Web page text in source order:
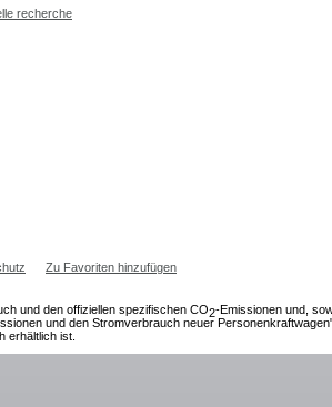
recherche
Zu Favoriten hinzufügen
und den offiziellen spezifischen CO2-Emissionen und,
und den Stromverbrauch neuer
erhältlich ist.